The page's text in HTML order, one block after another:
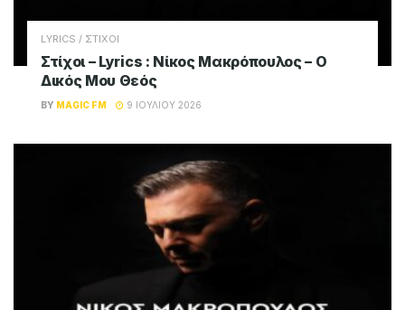
LYRICS / ΣΤΙΧΟΙ
Στίχοι – Lyrics : Νίκος Μακρόπουλος – Ο
Δικός Μου Θεός
BY MAGIC FM 9 ΙΟΥΛΊΟΥ 2026